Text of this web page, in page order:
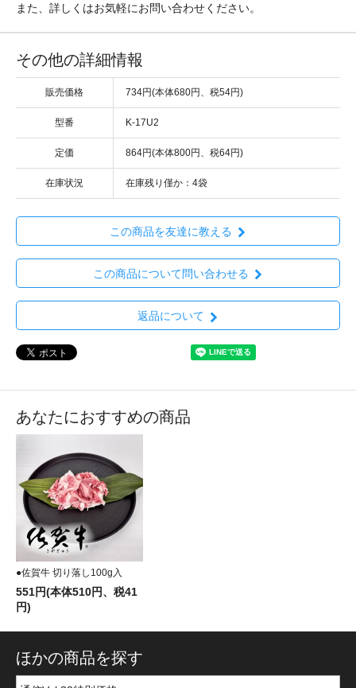
また、詳しくはお気軽にお問い合わせください。
その他の詳細情報
販売価格 734円(本体680円、税54円)
型番 K-17U2
定価 864円(本体800円、税64円)
在庫状況 在庫残り僅か：4袋
この商品を友達に教える
この商品について問い合わせる
返品について
あなたにおすすめの商品
●佐賀牛 切り落し100g入
551円(本体510円、税41
円)
ほかの商品を探す